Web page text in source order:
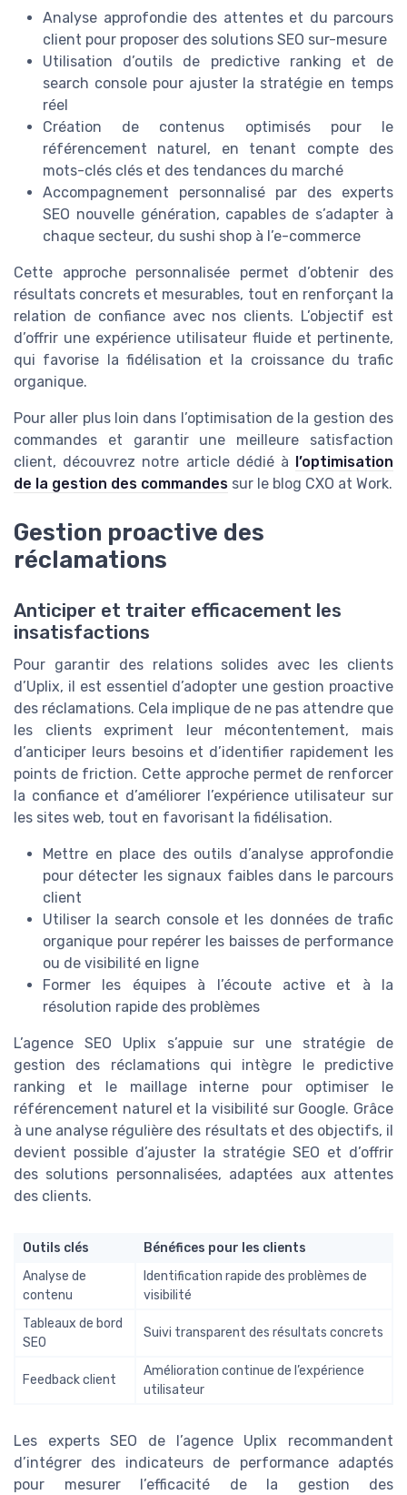
Analyse approfondie des attentes et du parcours
client pour proposer des solutions SEO sur-mesure
Utilisation d’outils de predictive ranking et de
search console pour ajuster la stratégie en temps
réel
Création de contenus optimisés pour le
référencement naturel, en tenant compte des
mots-clés clés et des tendances du marché
Accompagnement personnalisé par des experts
SEO nouvelle génération, capables de s’adapter à
chaque secteur, du sushi shop à l’e-commerce
Cette approche personnalisée permet d’obtenir des
résultats concrets et mesurables, tout en renforçant la
relation de confiance avec nos clients. L’objectif est
d’offrir une expérience utilisateur fluide et pertinente,
qui favorise la fidélisation et la croissance du trafic
organique.
Pour aller plus loin dans l’optimisation de la gestion des
commandes et garantir une meilleure satisfaction
client, découvrez notre article dédié à l’optimisation
de la gestion des commandes sur le blog CXO at Work.
Gestion proactive des
réclamations
Anticiper et traiter efficacement les
insatisfactions
Pour garantir des relations solides avec les clients
d’Uplix, il est essentiel d’adopter une gestion proactive
des réclamations. Cela implique de ne pas attendre que
les clients expriment leur mécontentement, mais
d’anticiper leurs besoins et d’identifier rapidement les
points de friction. Cette approche permet de renforcer
la confiance et d’améliorer l’expérience utilisateur sur
les sites web, tout en favorisant la fidélisation.
Mettre en place des outils d’analyse approfondie
pour détecter les signaux faibles dans le parcours
client
Utiliser la search console et les données de trafic
organique pour repérer les baisses de performance
ou de visibilité en ligne
Former les équipes à l’écoute active et à la
résolution rapide des problèmes
L’agence SEO Uplix s’appuie sur une stratégie de
gestion des réclamations qui intègre le predictive
ranking et le maillage interne pour optimiser le
référencement naturel et la visibilité sur Google. Grâce
à une analyse régulière des résultats et des objectifs, il
devient possible d’ajuster la stratégie SEO et d’offrir
des solutions personnalisées, adaptées aux attentes
des clients.
Outils clés
Bénéfices pour les clients
Analyse de
contenu
Identification rapide des problèmes de
visibilité
Tableaux de bord
SEO
Suivi transparent des résultats concrets
Feedback client
Amélioration continue de l’expérience
utilisateur
Les experts SEO de l’agence Uplix recommandent
d’intégrer des indicateurs de performance adaptés
pour mesurer l’efficacité de la gestion des